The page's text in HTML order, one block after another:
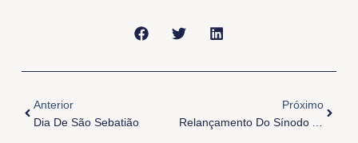
Anterior
Dia De São Sebatião
Próximo